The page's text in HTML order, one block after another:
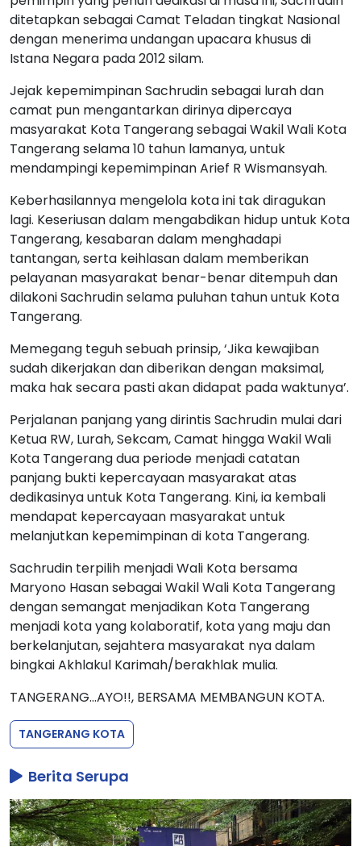
ditetapkan sebagai Camat Teladan tingkat Nasional
dengan menerima undangan upacara khusus di
Istana Negara pada 2012 silam.
Jejak kepemimpinan Sachrudin sebagai lurah dan
camat pun mengantarkan dirinya dipercaya
masyarakat Kota Tangerang sebagai Wakil Wali Kota
Tangerang selama 10 tahun lamanya, untuk
mendampingi kepemimpinan Arief R Wismansyah.
Keberhasilannya mengelola kota ini tak diragukan
lagi. Keseriusan dalam mengabdikan hidup untuk Kota
Tangerang, kesabaran dalam menghadapi
tantangan, serta keihlasan dalam memberikan
pelayanan masyarakat benar-benar ditempuh dan
dilakoni Sachrudin selama puluhan tahun untuk Kota
Tangerang.
Memegang teguh sebuah prinsip, ‘Jika kewajiban
sudah dikerjakan dan diberikan dengan maksimal,
maka hak secara pasti akan didapat pada waktunya’.
Perjalanan panjang yang dirintis Sachrudin mulai dari
Ketua RW, Lurah, Sekcam, Camat hingga Wakil Wali
Kota Tangerang dua periode menjadi catatan
panjang bukti kepercayaan masyarakat atas
dedikasinya untuk Kota Tangerang. Kini, ia kembali
mendapat kepercayaan masyarakat untuk
melanjutkan kepemimpinan di kota Tangerang.
Sachrudin terpilih menjadi Wali Kota bersama
Maryono Hasan sebagai Wakil Wali Kota Tangerang
dengan semangat menjadikan Kota Tangerang
menjadi kota yang kolaboratif, kota yang maju dan
berkelanjutan, sejahtera masyarakat nya dalam
bingkai Akhlakul Karimah/berakhlak mulia.
TANGERANG...AYO!!, BERSAMA MEMBANGUN KOTA.
TANGERANG KOTA
Berita Serupa